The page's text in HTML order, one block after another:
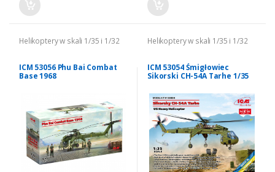
Helikoptery w skali 1/35 i 1/32
ICM 53056 Phu Bai Combat
Base 1968
Helikoptery w skali 1/35 i 1/32
ICM 53054 Śmigłowiec
Sikorski CH-54A Tarhe 1/35